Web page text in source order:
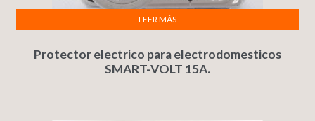
Protector electrico para electrodomesticos
SMART-VOLT 15A.
LEER MÁS